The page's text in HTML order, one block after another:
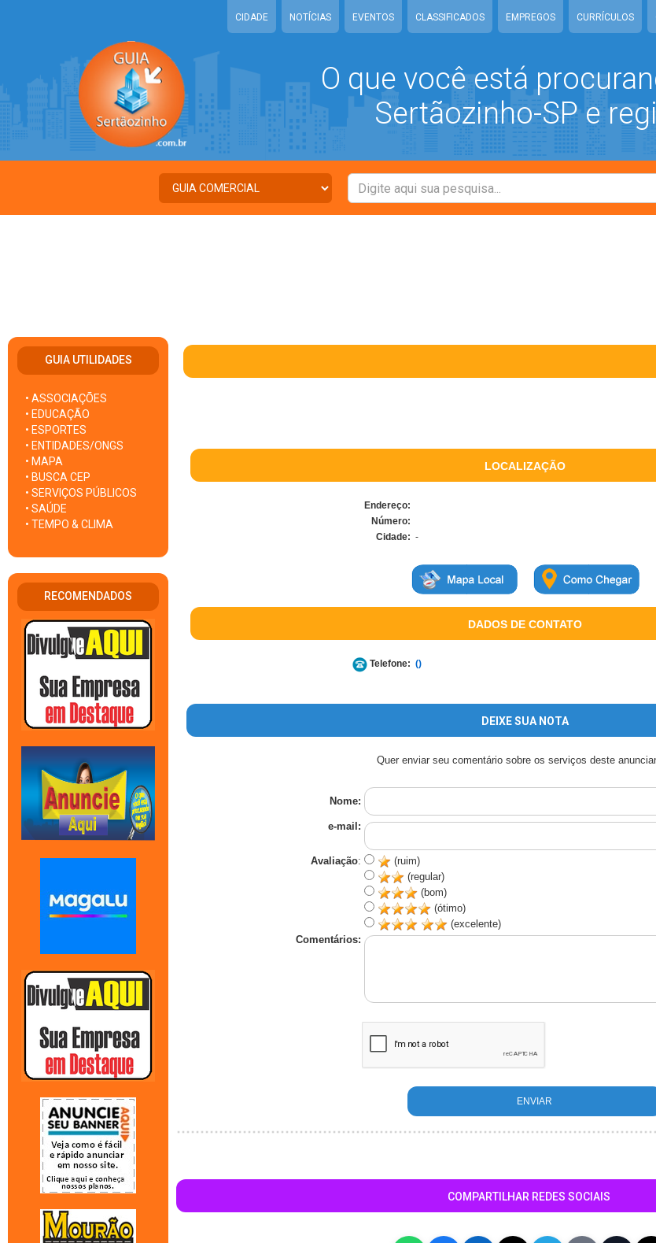
CIDADE NOTÍCIAS EVENTOS CLASSIFICADOS EMPREGOS CURRÍCULOS
O que você está
Sertãozinho-SP e
GUIA UTILIDADES
• ASSOCIAÇÕES
• EDUCAÇÃO
• ESPORTES
• ENTIDADES/ONGS
• MAPA
• BUSCA CEP
• SERVIÇOS PÚBLICOS
• SAÚDE
• TEMPO & CLIMA
RECOMENDADOS
LOCALIZAÇÃO
Endereço:
Número:
Cidade: -
DADOS DE CONTATO
Telefone: ()
DEIXE SUA NOTA
Quer enviar seu comentário sobre os serviços deste
Nome:
e-mail:
Avaliação:
(ruim)
(regular)
(bom)
(ótimo)
(excelente)
Comentários:
COMPARTILHAR REDES SOCIAIS